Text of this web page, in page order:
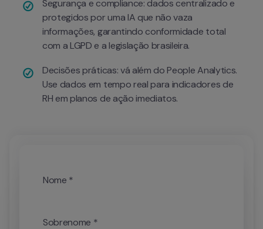
Segurança e compliance: dados centralizado e
protegidos por uma IA que não vaza
informações, garantindo conformidade total
com a LGPD e a legislação brasileira.
Decisões práticas: vá além do People Analytics.
Use dados em tempo real para indicadores de
RH em planos de ação imediatos.
Nome *
Sobrenome *